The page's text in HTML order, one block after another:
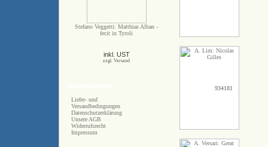
Stefano Veggetti: Matthias Alban -
fecit in Tyroli
inkl. UST
zzgl. Versand
Liefer- und
Versandbedingungen
Datenschutzerklärung
Unsere AGB
Widerrufsrecht
Impressum
934181